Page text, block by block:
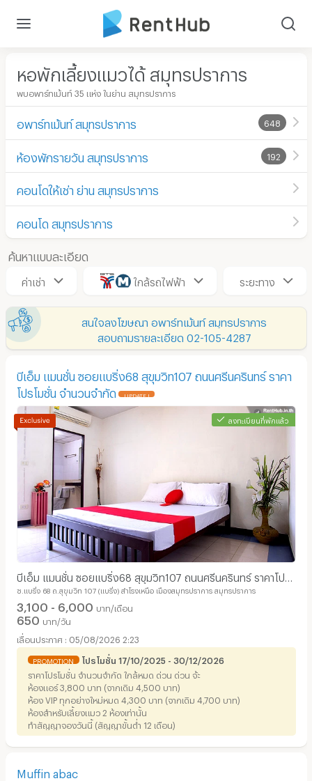
หอพักเลี้ยงแมวได้ สมุทรปราการ
พบอพาร์ทเม้นท์ 35 แห่ง ในย่าน สมุทรปราการ
อพาร์ทเม้นท์ สมุทรปราการ 648
ห้องพักรายวัน สมุทรปราการ 192
คอนโดให้เช่า ย่าน สมุทรปราการ
คอนโด สมุทรปราการ
ค้นหาแบบละเอียด
ค่าเช่า ใกล้รถไฟฟ้า ระยะทาง
สนใจลงโฆษณา อพาร์ทเม้นท์ สมุทรปราการ
สอบถามรายละเอียด 02-105-4287
บีเอ็ม แมนชั่น ซอยแบริ่ง68 สุขุมวิท107 ถนนศรีนครินทร์ ราคา
โปรโมชั่น จำนวนจำกัด
UPDATE !
ลงทะเบียนที่พักแล้ว
บีเอ็ม แมนชั่น ซอยแบริ่ง68 สุขุมวิท107 ถนนศรีนครินทร์ ราคาโปร
โมชั่น จำนวนจำกัด
ซ.แบริ่ง 68 ถ.สุขุมวิท 107 (แบริ่ง) สำโรงเหนือ เมืองสมุทรปราการ สมุทรปราการ
3,100 - 6,000 บาท/เดือน
650 บาท/วัน
05/08/2026 2:23
PROMOTION โปรโมชั่น 17/10/2025 - 30/12/2026
ราคาโปรโมชั่น จำนวนจำกัด ใกล้หมด ด่วน ด่วน จ้ะ
ห้องแอร์ 3,800 บาท (จากเดิม 4,500 บาท)
ห้อง VIP ทุกอย่างใหม่หมด 4,300 บาท (จากเดิม 4,700 บาท)
ห้องสำหรับเลี้ยงแมว 2 ห้องเท่านั้น
ทำสัญญาจองวันนี้ (สัญญาขั้นต่ำ 12 เดือน)
Muffin abac